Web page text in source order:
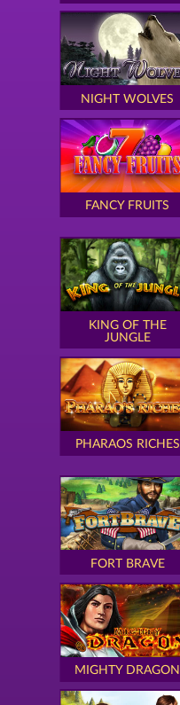
NIGHT WOLVES
FANCY FRUITS
KING OF THE
JUNGLE
PHARAOS RICHES
FORT BRAVE
MIGHTY DRAGON